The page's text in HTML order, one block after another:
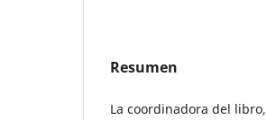
Resumen
La coordinadora del